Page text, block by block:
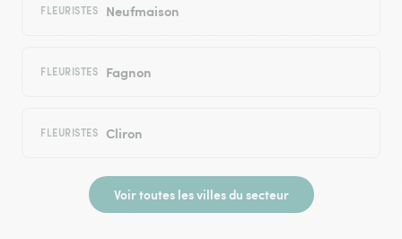
FLEURISTES Neufmaison
FLEURISTES Fagnon
FLEURISTES Cliron
Voir toutes les villes du secteur